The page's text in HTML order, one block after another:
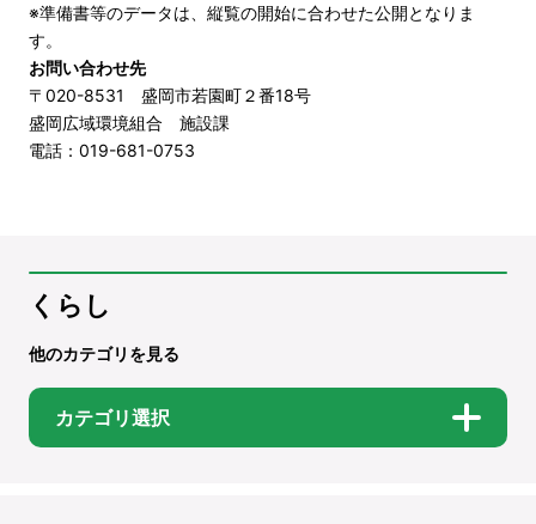
※準備書等のデータは、縦覧の開始に合わせた公開となりま
す。
お問い合わせ先
〒020-8531 盛岡市若園町２番18号
盛岡広域環境組合 施設課
電話：019-681-0753
くらし
他のカテゴリを見る
カテゴリ選択